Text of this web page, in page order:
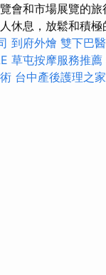
會和市場展覽的
休息，放鬆和積
到府外燴 雙下巴
草屯按摩服務推薦
台中產後護理之家